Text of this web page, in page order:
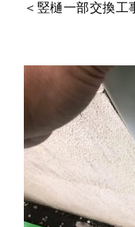
＜竪樋一部交換工